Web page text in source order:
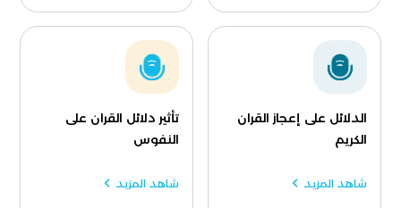
الدلائل على إعجاز القران
الكريم
شاهد المزيد
تأثير دلائل القران على
النفوس
شاهد المزيد